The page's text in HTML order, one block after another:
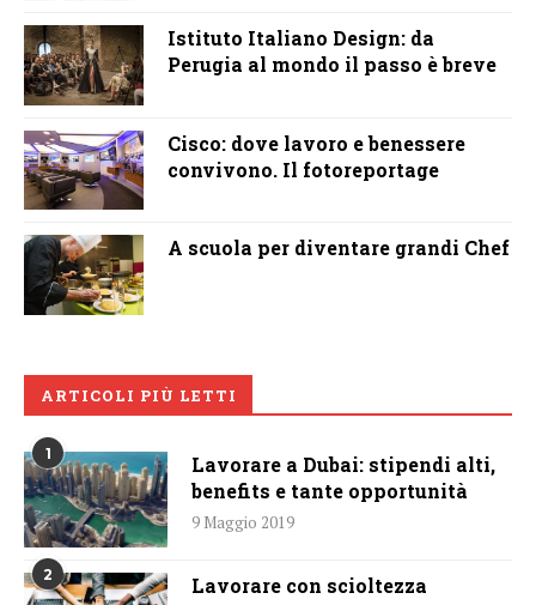
Istituto Italiano Design: da
Perugia al mondo il passo è breve
Cisco: dove lavoro e benessere
convivono. Il fotoreportage
A scuola per diventare grandi Chef
ARTICOLI PIÙ LETTI
1
Lavorare a Dubai: stipendi alti,
benefits e tante opportunità
9 Maggio 2019
2 Lavorare con scioltezza